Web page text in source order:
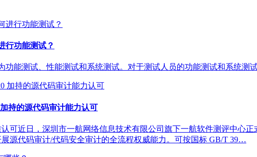
行功能测试？
能测试、性能测试和系统测试。对于测试人员的功能测试和系统测试
持的源代码审计能力认可
可近日，深圳市一航网络信息技术有限公司旗下一航软件测评中心
源代码审计/代码安全审计的全流程权威能力。可按国标 GB/T 39…